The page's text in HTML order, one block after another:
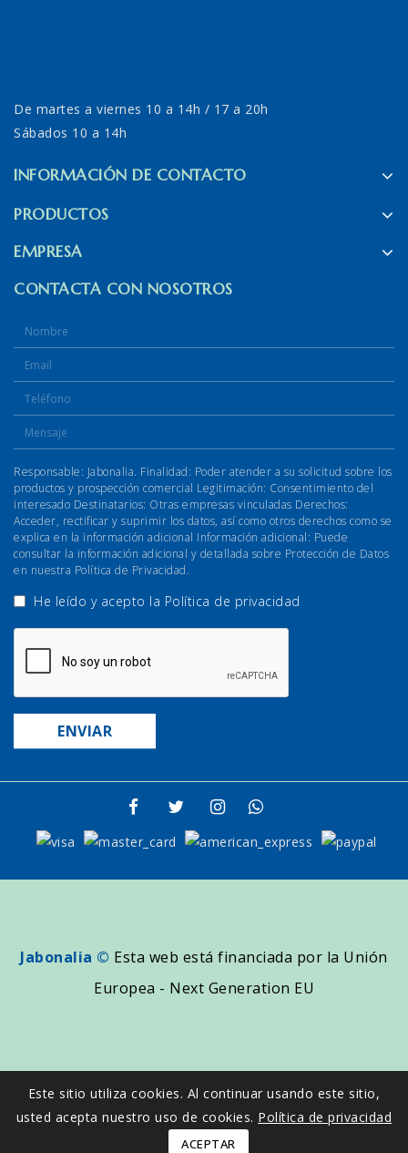
De martes a viernes 10 a 14h / 17 a 20h
Sábados 10 a 14h
INFORMACIÓN DE CONTACTO
PRODUCTOS
EMPRESA
Este sitio utiliza cookies. Al continuar usando este sitio,
usted acepta nuestro uso de cookies. Política de privacidad
ACEPTAR
CONTACTA CON NOSOTROS
Responsable: Jabonalia. Finalidad: Poder atender a su solicitud sobre los
productos y prospección comercial Legitimación: Consentimiento del
interesado Destinatarios: Otras empresas vinculadas Derechos:
Acceder, rectificar y suprimir los datos, así como otros derechos como se
explica en la información adicional Información adicional: Puede
consultar la información adicional y detallada sobre Protección de Datos
en nuestra Política de Privacidad.
He leído y acepto la Política de privacidad
Jabonalia © Esta web está financiada por la Unión
Europea - Next Generation EU